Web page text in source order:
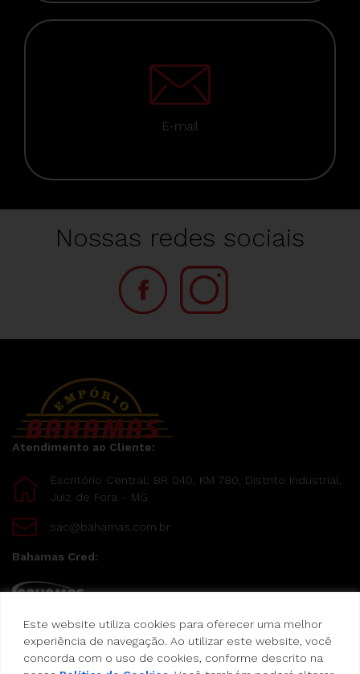
Este website utiliza cookies para oferecer uma melhor
experiência de navegação. Ao utilizar este website, você
concorda com o uso de cookies, conforme descrito na
E-mail
Nossas redes sociais
Atendimento ao Cliente:
Escritório Central: BR 040, KM 780, Distrito Industrial,
Juiz de Fora - MG
sac@bahamas.com.br
Bahamas Cred:
Pague suas compras com o Bahamas Cred
Formas de pagamento: